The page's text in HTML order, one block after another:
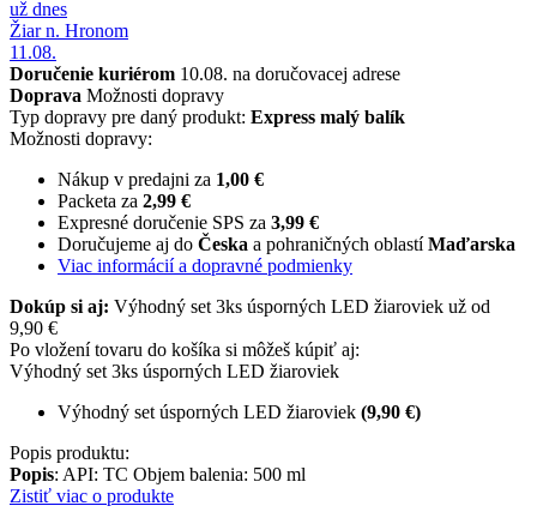
už dnes
Žiar n. Hronom
11.08.
Doručenie kuriérom 10.08. na doručovacej adrese
Doprava Možnosti dopravy
Typ dopravy pre daný produkt: Express malý balík
Možnosti dopravy:
Nákup v predajni za 1,00 €
Packeta za 2,99 €
Expresné doručenie SPS za 3,99 €
Doručujeme aj do Česka a pohraničných oblastíMaďarska
Viac informácií a dopravné podmienky
Dokúp si aj: Výhodný set 3ks úsporných LED žiaroviek už od
9,90 €
Po vložení tovaru do košíka si môžeš kúpiť aj:
Výhodný set 3ks úsporných LED žiaroviek
Výhodný set úsporných LED žiaroviek (9,90 €)
Popis produktu:
Popis: API: TC Objem balenia: 500 ml
Zistiť viac o produkte